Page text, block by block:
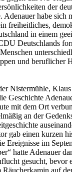
der
Adenauer habe sich
freiheitliches,
in einem
Deutschlands
und beruflicher
Nistermühle,
Geschichte
mit dem Ort
an der
gab einen kurzen
Ereignisse im
hatte Adenauer
gesucht, bevor
auf